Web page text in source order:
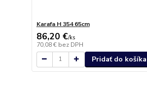
Karafa H 354 65cm
86,20 €/ks
70,08 € bez DPH
Pridať do košíka